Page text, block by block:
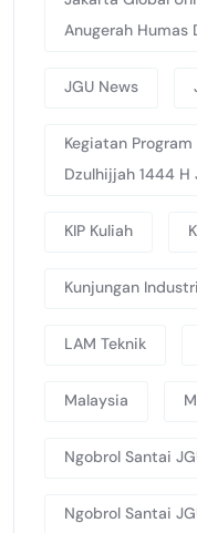
Anugerah
JGU News
Kegiatan
Dzulhijjah 1444
KIP Kuliah
Kunjungan Industri
LAM Teknik
Malaysia
Ngobrol Santai
Ngobrol Santai